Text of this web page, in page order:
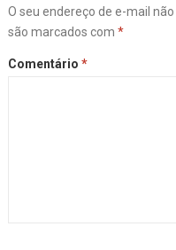
O seu endereço de e-mail
são marcados com *
Comentário *